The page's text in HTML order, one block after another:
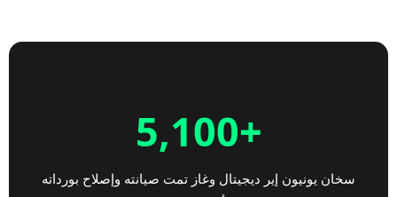
+5,100
سخان يونيون إير ديجيتال وغاز تمت صيانته وإصلاح بورداته